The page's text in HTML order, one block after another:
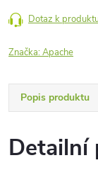
Dotaz k
Značka:Apache
Popis produktu
Detailní